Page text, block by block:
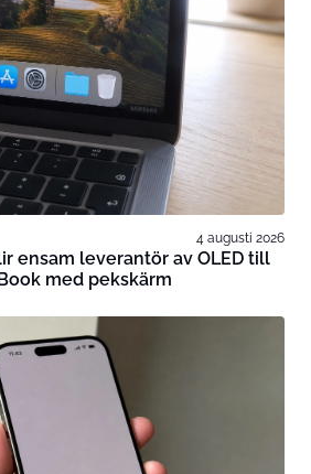
4 augusti 2026
ensam leverantör av OLED till
med pekskärm